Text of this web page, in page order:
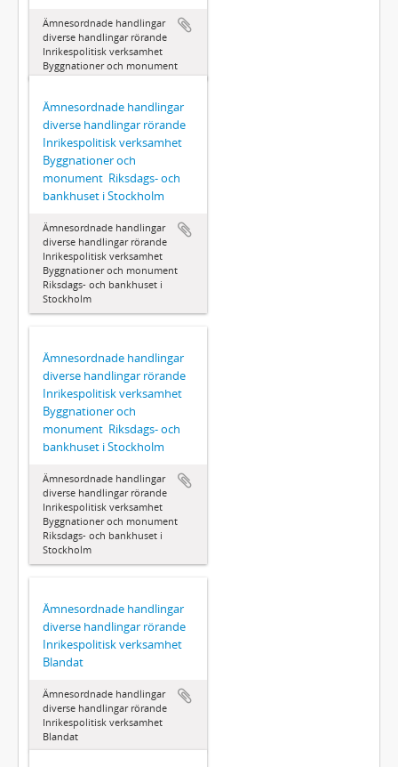
Ämnesordnade handlingar 
diverse handlingar rörande
Inrikespolitisk verksamhet 
Byggnationer och monument
Ämnesordnade handlingar 
diverse handlingar rörande
Inrikespolitisk verksamhet 
Byggnationer och
monument  Riksdags- och
bankhuset i Stockholm
Ämnesordnade handlingar 
diverse handlingar rörande
Inrikespolitisk verksamhet 
Byggnationer och monument 
Riksdags- och bankhuset i
Stockholm
Ämnesordnade handlingar 
diverse handlingar rörande
Inrikespolitisk verksamhet 
Byggnationer och
monument  Riksdags- och
bankhuset i Stockholm
Ämnesordnade handlingar 
diverse handlingar rörande
Inrikespolitisk verksamhet 
Byggnationer och monument 
Riksdags- och bankhuset i
Stockholm
Ämnesordnade handlingar 
diverse handlingar rörande
Inrikespolitisk verksamhet 
Blandat
Ämnesordnade handlingar 
diverse handlingar rörande
Inrikespolitisk verksamhet 
Blandat